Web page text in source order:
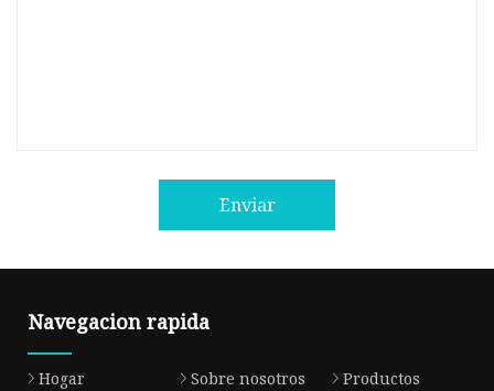
Enviar
Navegacion rapida
Hogar Sobre nosotros
Productos